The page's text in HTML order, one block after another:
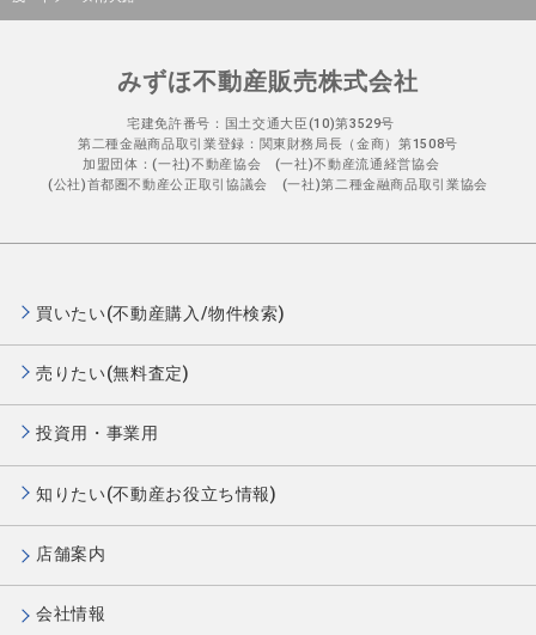
みずほ不動産販売株式会社
宅建免許番号：国土交通大臣(10)第3529号
第二種金融商品取引業登録：関東財務局長（金商）第1508号
加盟団体：(一社)不動産協会 (一社)不動産流通経営協会
(公社)首都圏不動産公正取引協議会 (一社)第二種金融商品取引業協会
買いたい(不動産購入/物件検索)
売りたい(無料査定)
投資用・事業用
知りたい(不動産お役立ち情報)
店舗案内
会社情報